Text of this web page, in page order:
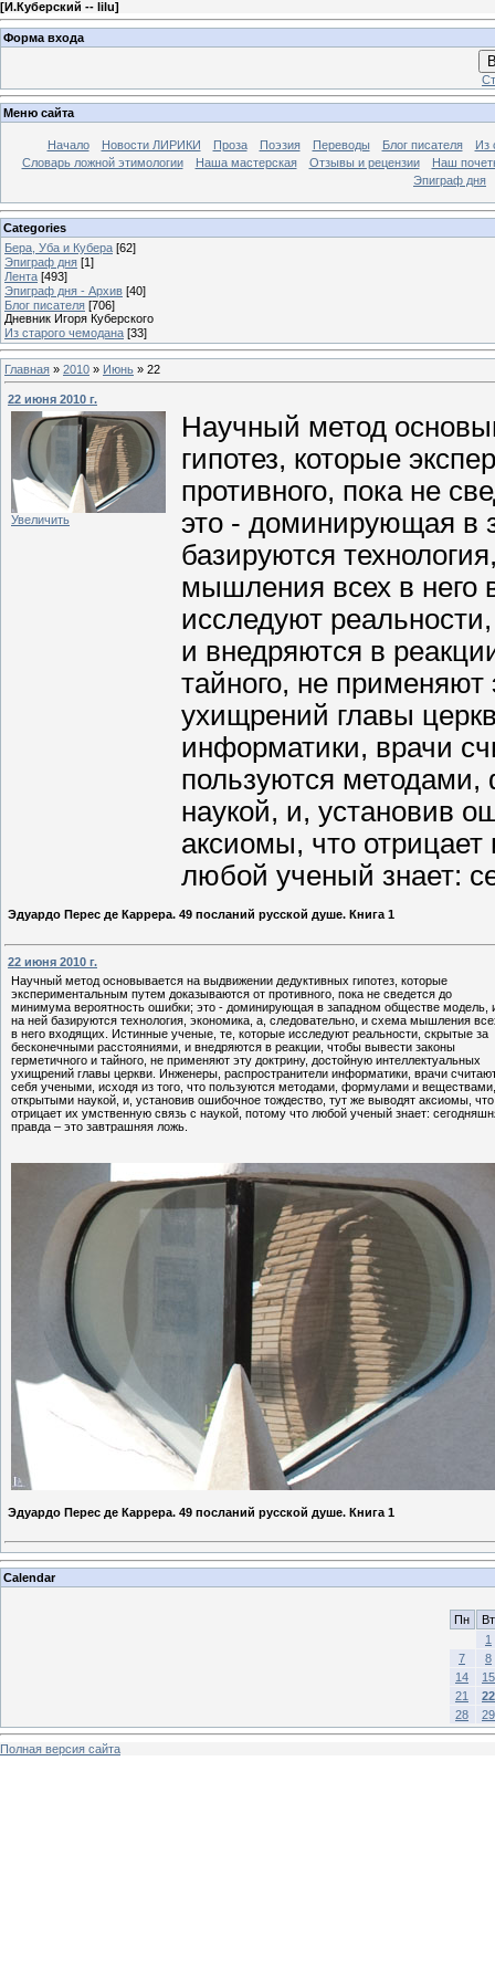
[И.Куберский -- lilu]
Форма входа
Меню сайта
Начало Новости ЛИРИКИ Проза Поэзия Переводы Блог писателя
Из
Словарь ложной этимологии
Наша мастерская Отзывы и рецензии
Наш
Эпиграф дня
Categories
Бера, Уба и Кубера [62]
Эпиграф дня [1]
Лента [493]
Эпиграф дня - Архив [40]
Блог писателя [706]
Дневник Игоря Куберского
Из старого чемодана [33]
Главная » 2010 » Июнь » 22
22 июня 2010 г.
Увеличить
Научный метод
гипотез, которые
противного, пока не
это - доминирующая в
базируются
мышления всех в него
исследуют
и внедряются в
тайного, не применяют
ухищрений главы
информатики, врачи
пользуются
наукой, и, установив
аксиомы, что отрицает
любой ученый знает:
Эдуардо Перес де Каррера. 49 посланий русской душе. Книга 1
22 июня 2010 г.
Научный метод основывается на выдвижении дедуктивных гипотез, которые
экспериментальным путем доказываются от противного, пока не сведется до
минимума вероятность ошибки; это - доминирующая в западном обществе модель,
на ней базируются технология, экономика, а, следовательно, и схема мышления
в него входящих. Истинные ученые, те, которые исследуют реальности, скрытые за
бесконечными расстояниями, и внедряются в реакции, чтобы вывести законы
герметичного и тайного, не применяют эту доктрину, достойную интеллектуальных
ухищрений главы церкви. Инженеры, распространители информатики, врачи
себя учеными, исходя из того, что пользуются методами, формулами и веществами,
открытыми наукой, и, установив ошибочное тождество, тут же выводят аксиомы, что
отрицает их умственную связь с наукой, потому что любой ученый знает:
правда – это завтрашняя ложь.
Эдуардо Перес де Каррера. 49 посланий русской душе. Книга 1
Calendar
Пн
Вт
1
7
8
14
15
21
22
28
29
Полная версия сайта